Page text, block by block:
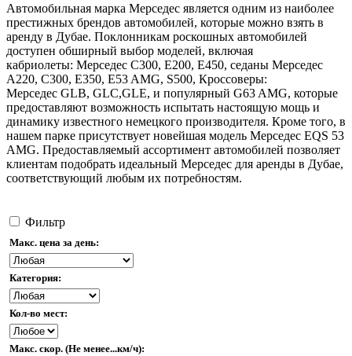
Автомобильная марка Мерседес является одним из наиболее
престижных брендов автомобилей, которые можно взять в
аренду в Дубае. Поклонникам роскошных автомобилей
доступен обширный выбор моделей, включая
кабриолеты: Мерседес С300, E200, E450, седаны Мерседес
A220, C300, E350, E53 AMG, S500, Кроссоверы:
Мерседес GLB, GLC,GLE, и популярный G63 AMG, которые
предоставляют возможность испытать настоящую мощь и
динамику известного немецкого производителя. Кроме того, в
нашем парке присутствует новейшая модель Мерседес EQS 53
AMG. Предоставляемый ассортимент автомобилей позволяет
клиентам подобрать идеальный Мерседес для аренды в Дубае,
соответствующий любым их потребностям.
Фильтр
Макс. цена за день:
Категория:
Кол-во мест:
Макс. скор. (Не менее...км/ч):